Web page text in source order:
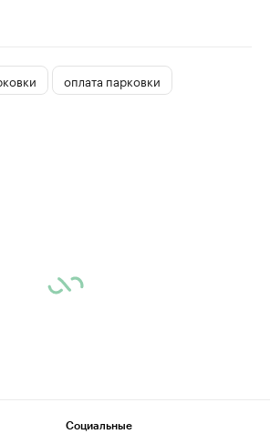
оплата парковки
Социальные